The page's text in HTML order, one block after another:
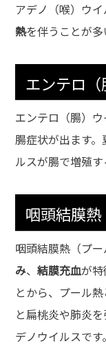
アデノ（喉）ウ
熱を伴うことが多
エンテロ
エンテロ（腸）
腸症状が出ます
ルスが腸で増殖す
咽頭結膜熱
咽頭結膜熱（プ
み、結膜充血が
とから、プール
と扁桃炎や肺炎
デノウイルスです。